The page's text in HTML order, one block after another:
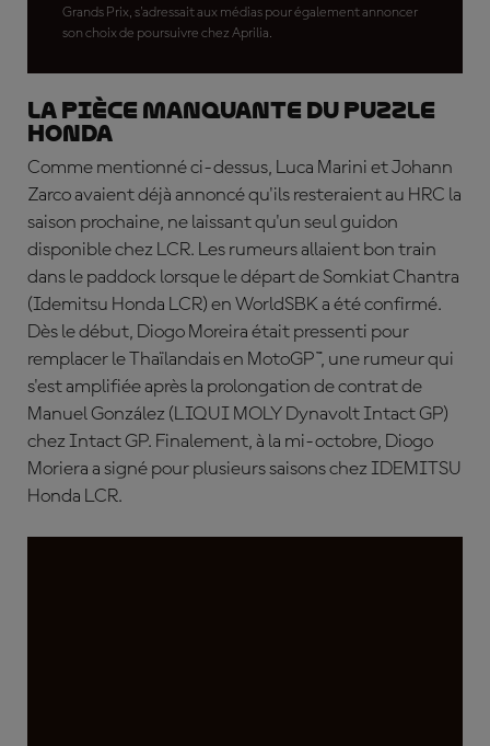
Grands Prix, s'adressait aux médias pour également annoncer
son choix de poursuivre chez Aprilia.
La pièce manquante du puzzle
Honda
Comme mentionné ci-dessus, Luca Marini et Johann
Zarco avaient déjà annoncé qu'ils resteraient au HRC la
saison prochaine, ne laissant qu'un seul guidon
disponible chez LCR. Les rumeurs allaient bon train
dans le paddock lorsque le départ de Somkiat Chantra
(Idemitsu Honda LCR) en WorldSBK a été confirmé.
Dès le début, Diogo Moreira était pressenti pour
remplacer le Thaïlandais en MotoGP™, une rumeur qui
s'est amplifiée après la prolongation de contrat de
Manuel González (LIQUI MOLY Dynavolt Intact GP)
chez Intact GP. Finalement, à la mi-octobre, Diogo
Moriera a signé pour plusieurs saisons chez IDEMITSU
Honda LCR.